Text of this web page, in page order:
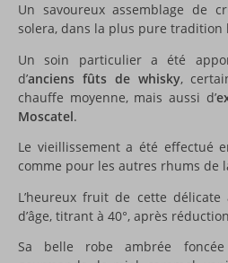
Un savoureux assemblage de
solera, dans la plus pure tradition
Un soin particulier a été
d’anciens fûts de whisky,
chauffe moyenne, mais aussi d’
Moscatel.
Le vieillissement a été effectué
comme pour les autres rhums de
L’heureux fruit de cette
d’âge, titrant à 40°, après
Sa belle robe ambrée